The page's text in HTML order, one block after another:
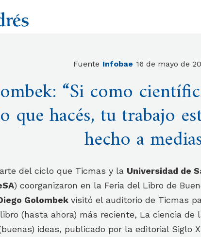
Fuente Infobae 16 de mayo de
“Si como
que hacés, tu trabajo
hecho a
del ciclo que Ticmas y la Universidad de
) coorganizaron en la Feria del Libro de
Golombek visitó el auditorio de Ticmas
(hasta ahora) más reciente, La ciencia de
ideas, publicado por la editorial Siglo